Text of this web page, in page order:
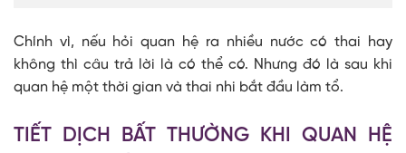
Chính vì, nếu hỏi quan hệ ra nhiều nước có thai hay
không thì câu trả lời là có thể có. Nhưng đó là sau khi
quan hệ một thời gian và thai nhi bắt đầu làm tổ.
TIẾT DỊCH BẤT THƯỜNG KHI QUAN HỆ